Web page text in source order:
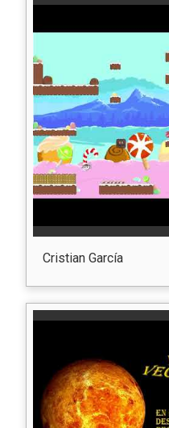
Cristian García